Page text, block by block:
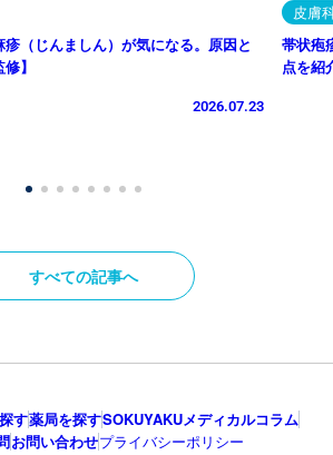
（じんましん）が気になる。原因と
】
2026.07.23
皮膚
帯状疱
点を紹
すべての記事へ
す薬局を探すSOKUYAKUメディカルコラム
お問い合わせプライバシーポリシー